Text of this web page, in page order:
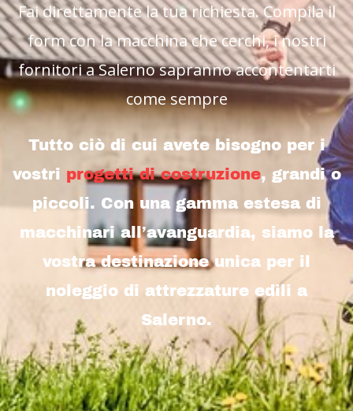
Fai direttamente la tua richiesta. Compila il
form con la macchina che cerchi, i nostri
fornitori a Salerno sapranno accontentarti
come sempre
Tutto ciò di cui avete bisogno per i
vostri progetti di costruzione, grandi o
piccoli. Con una gamma estesa di
macchinari all’avanguardia, siamo la
vostra destinazione unica per il
noleggio di attrezzature edili a
Salerno.